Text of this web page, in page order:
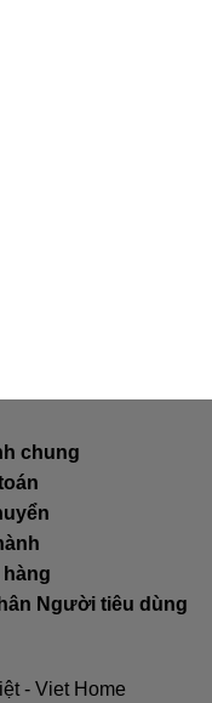
chung
Người tiêu dùng
- Viet Home